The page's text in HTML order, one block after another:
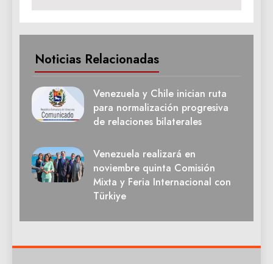
Noticias Relacionadas
Venezuela y Chile inician ruta
para normalización progresiva
de relaciones bilaterales
Venezuela realizará en
noviembre quinta Comisión
Mixta y Feria Internacional con
Türkiye